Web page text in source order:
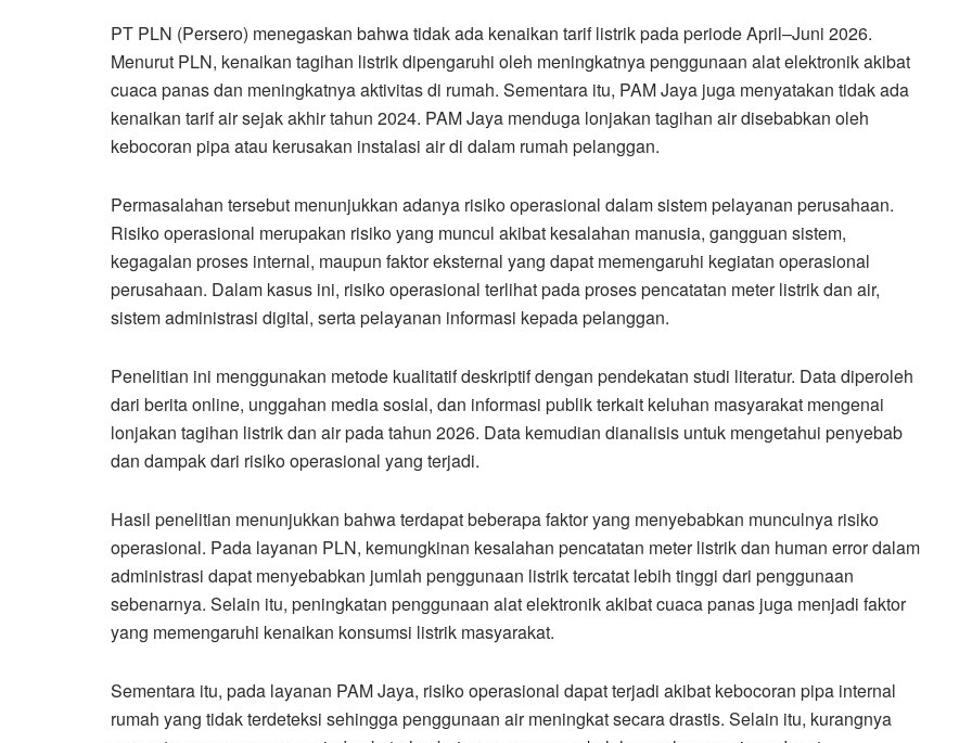
PT PLN (Persero) menegaskan bahwa tidak ada kenaikan tarif listrik pada periode April–Juni 2026.
Menurut PLN, kenaikan tagihan listrik dipengaruhi oleh meningkatnya penggunaan alat elektronik akibat
cuaca panas dan meningkatnya aktivitas di rumah. Sementara itu, PAM Jaya juga menyatakan tidak ada
kenaikan tarif air sejak akhir tahun 2024. PAM Jaya menduga lonjakan tagihan air disebabkan oleh
kebocoran pipa atau kerusakan instalasi air di dalam rumah pelanggan.
Permasalahan tersebut menunjukkan adanya risiko operasional dalam sistem pelayanan perusahaan.
Risiko operasional merupakan risiko yang muncul akibat kesalahan manusia, gangguan sistem,
kegagalan proses internal, maupun faktor eksternal yang dapat memengaruhi kegiatan operasional
perusahaan. Dalam kasus ini, risiko operasional terlihat pada proses pencatatan meter listrik dan air,
sistem administrasi digital, serta pelayanan informasi kepada pelanggan.
Penelitian ini menggunakan metode kualitatif deskriptif dengan pendekatan studi literatur. Data diperoleh
dari berita online, unggahan media sosial, dan informasi publik terkait keluhan masyarakat mengenai
lonjakan tagihan listrik dan air pada tahun 2026. Data kemudian dianalisis untuk mengetahui penyebab
dan dampak dari risiko operasional yang terjadi.
Hasil penelitian menunjukkan bahwa terdapat beberapa faktor yang menyebabkan munculnya risiko
operasional. Pada layanan PLN, kemungkinan kesalahan pencatatan meter listrik dan human error dalam
administrasi dapat menyebabkan jumlah penggunaan listrik tercatat lebih tinggi dari penggunaan
sebenarnya. Selain itu, peningkatan penggunaan alat elektronik akibat cuaca panas juga menjadi faktor
yang memengaruhi kenaikan konsumsi listrik masyarakat.
Sementara itu, pada layanan PAM Jaya, risiko operasional dapat terjadi akibat kebocoran pipa internal
rumah yang tidak terdeteksi sehingga penggunaan air meningkat secara drastis. Selain itu, kurangnya